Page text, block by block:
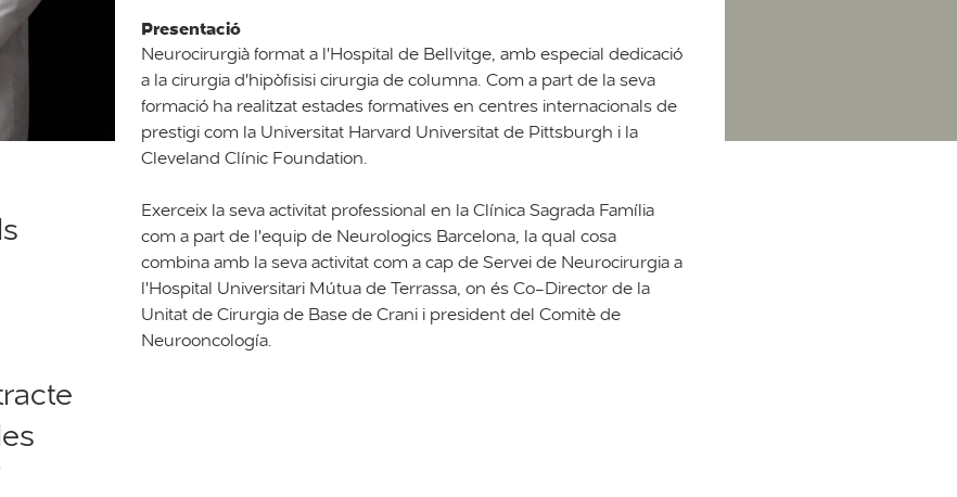
Presentació
Neurocirurgià format a l'Hospital de Bellvitge, amb especial dedicació
a la cirurgia d'hipòfisisi cirurgia de columna. Com a part de la seva
formació ha realitzat estades formatives en centres internacionals de
prestigi com la Universitat Harvard Universitat de Pittsburgh i la
Cleveland Clínic Foundation.
Exerceix la seva activitat professional en la Clínica Sagrada Família
com a part de l'equip de Neurologics Barcelona, la qual cosa
combina amb la seva activitat com a cap de Servei de Neurocirurgia a
l'Hospital Universitari Mútua de Terrassa, on és Co-Director de la
Unitat de Cirurgia de Base de Crani i president del Comitè de
Neurooncología.